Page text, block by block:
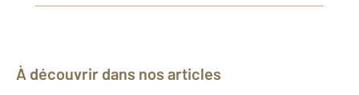
À découvrir dans nos articles